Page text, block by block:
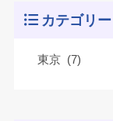
カテゴリー